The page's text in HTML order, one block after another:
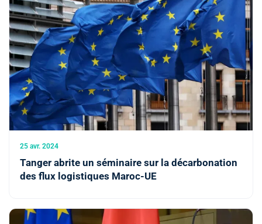
25 avr. 2024
Tanger abrite un séminaire sur la décarbonation
des flux logistiques Maroc-UE